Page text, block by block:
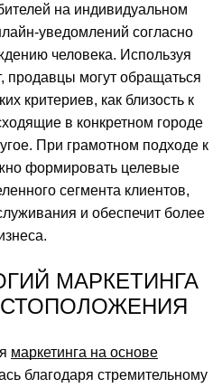
на индивидуальном
уведомлений согласно
человека. Используя
продавцы могут обращаться
критериев, как близость к
в конкретном городе
При грамотном подходе к
формировать целевые
сегмента клиентов,
и обеспечит более
МАРКЕТИНГА
маркетинга на основе
благодаря стремительному